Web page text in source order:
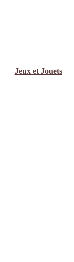
Jeux et Jouets